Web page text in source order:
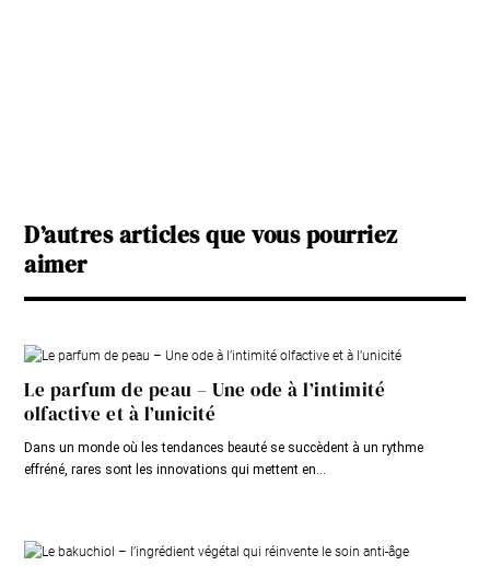
D’autres articles que vous pourriez
aimer
Le parfum de peau – Une ode à l’intimité
olfactive et à l’unicité
Dans un monde où les tendances beauté se succèdent à un rythme
effréné, rares sont les innovations qui mettent en...